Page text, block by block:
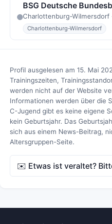
BSG Deutsche
Charlottenburg-Wilmersdorf
Charlottenburg-Wilmersdorf
Profil ausgelesen am 15. Mai
Trainingszeiten,
werden nicht auf der Website
Informationen werden über die
C-Jugend gibt es keine eigene
kein Geburtsjahr. Das
sich aus einem News-Beitrag,
Altersgruppen-Seite.
✉️ Etwas ist veraltet?